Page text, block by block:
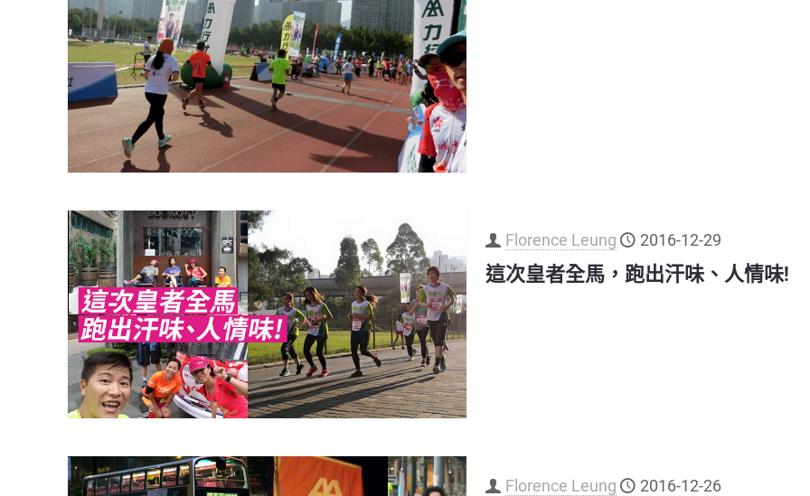
Florence Leung 2016-12-29
這次皇者全馬，跑出汗味、人情味!
Florence Leung 2016-12-26